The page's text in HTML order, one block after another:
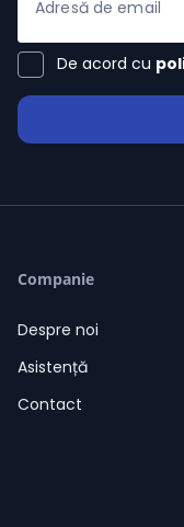
Adresă de email
De acord cu
Companie
Despre noi
Asistență
Contact